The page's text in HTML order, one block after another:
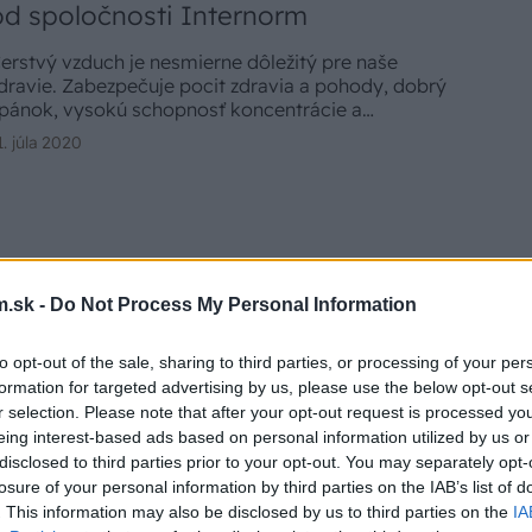
- Do Not Process My Personal Information
opt-out of the sale, sharing to third parties, or processing of your
for targeted advertising by us, please use the below opt-out
selection. Please note that after your opt-out request is processed
interest-based ads based on personal information utilized by us
to third parties prior to your opt-out. You may separately
of your personal information by third parties on the IAB’s list of
This information may also be disclosed by us to third parties on the
spoločnosti Internorm
vzduch je nesmierne dôležitý pre naše
Zabezpečuje pocit zdravia a pohody, dobrý
vysokú schopnosť koncentrácie a
Pri nesprávnom vetraní, zostáva vlhkosť,
alebo iné nečistoty zo vzduchu v miestnosti a
júla 2020
nad úsporným a zdravým
vetrania?
ochráni proti vlhkosti a plesniam, pomôže
náklady na vykurovanie a odbremení vás od
pravidelne otvárať okná. To všetko sú
riadeného vetrania so spätným získavaním
(rekuperáciou).
mája 2019